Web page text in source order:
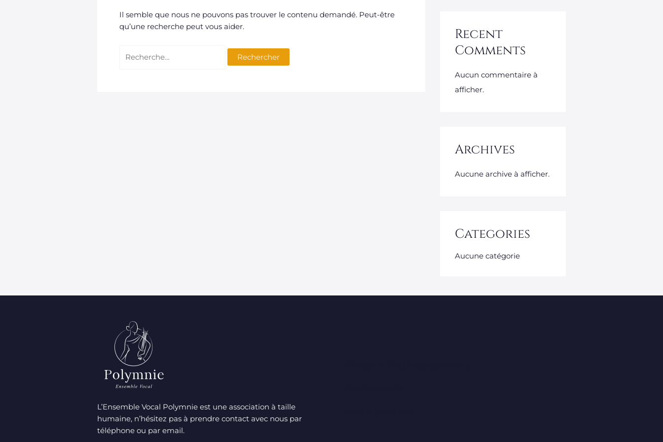
Il semble que nous ne pouvons pas trouver le contenu demandé. Peut-être
qu’une recherche peut vous aider.
Recent
Comments
Aucun commentaire à
afficher.
Archives
Aucune archive à afficher.
Categories
Aucune catégorie
L’Ensemble Vocal Polymnie est une association à taille
humaine, n’hésitez pas à prendre contact avec nous par
téléphone ou par email.